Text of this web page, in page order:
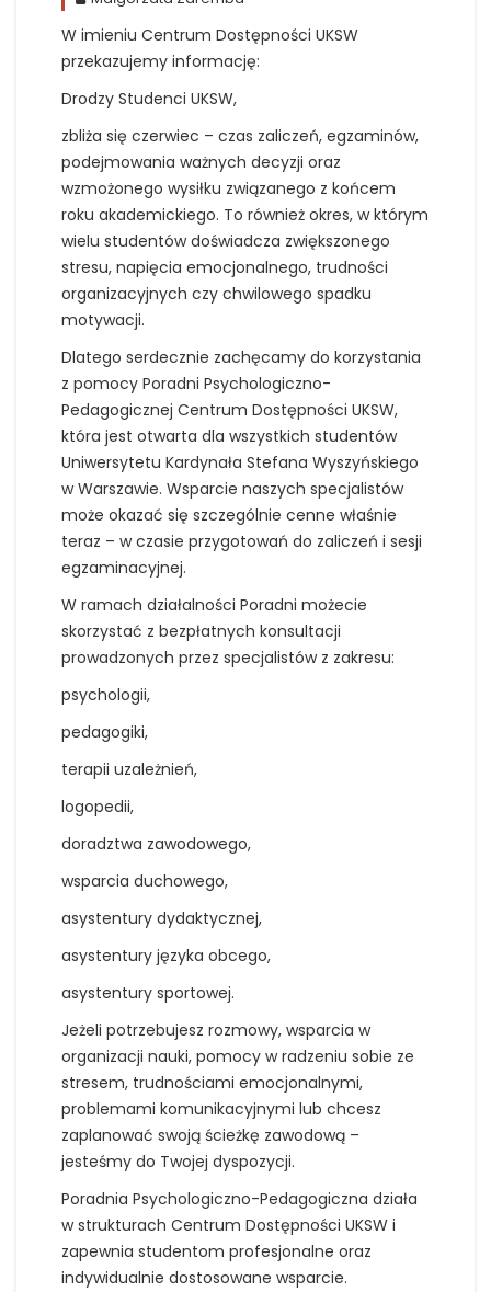
W imieniu Centrum Dostępności UKSW
przekazujemy informację:
Drodzy Studenci UKSW,
zbliża się czerwiec – czas zaliczeń, egzaminów,
podejmowania ważnych decyzji oraz
wzmożonego wysiłku związanego z końcem
roku akademickiego. To również okres, w którym
wielu studentów doświadcza zwiększonego
stresu, napięcia emocjonalnego, trudności
organizacyjnych czy chwilowego spadku
motywacji.
Dlatego serdecznie zachęcamy do korzystania
z pomocy Poradni Psychologiczno-
Pedagogicznej Centrum Dostępności UKSW,
która jest otwarta dla wszystkich studentów
Uniwersytetu Kardynała Stefana Wyszyńskiego
w Warszawie. Wsparcie naszych specjalistów
może okazać się szczególnie cenne właśnie
teraz – w czasie przygotowań do zaliczeń i sesji
egzaminacyjnej.
W ramach działalności Poradni możecie
skorzystać z bezpłatnych konsultacji
prowadzonych przez specjalistów z zakresu:
psychologii,
pedagogiki,
terapii uzależnień,
logopedii,
doradztwa zawodowego,
wsparcia duchowego,
asystentury dydaktycznej,
asystentury języka obcego,
asystentury sportowej.
Jeżeli potrzebujesz rozmowy, wsparcia w
organizacji nauki, pomocy w radzeniu sobie ze
stresem, trudnościami emocjonalnymi,
problemami komunikacyjnymi lub chcesz
zaplanować swoją ścieżkę zawodową –
jesteśmy do Twojej dyspozycji.
Poradnia Psychologiczno-Pedagogiczna działa
w strukturach Centrum Dostępności UKSW i
zapewnia studentom profesjonalne oraz
indywidualnie dostosowane wsparcie.